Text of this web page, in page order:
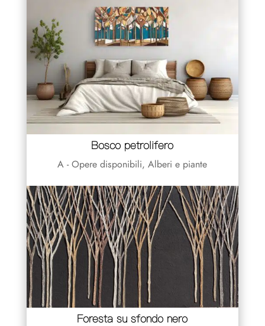
Bosco petrolifero
A - Opere disponibili,Alberi e piante
Foresta su sfondo nero